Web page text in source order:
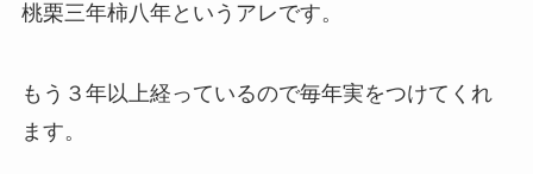
桃栗三年柿八年というアレです。
もう３年以上経っているので毎年実をつけてくれ
ます。